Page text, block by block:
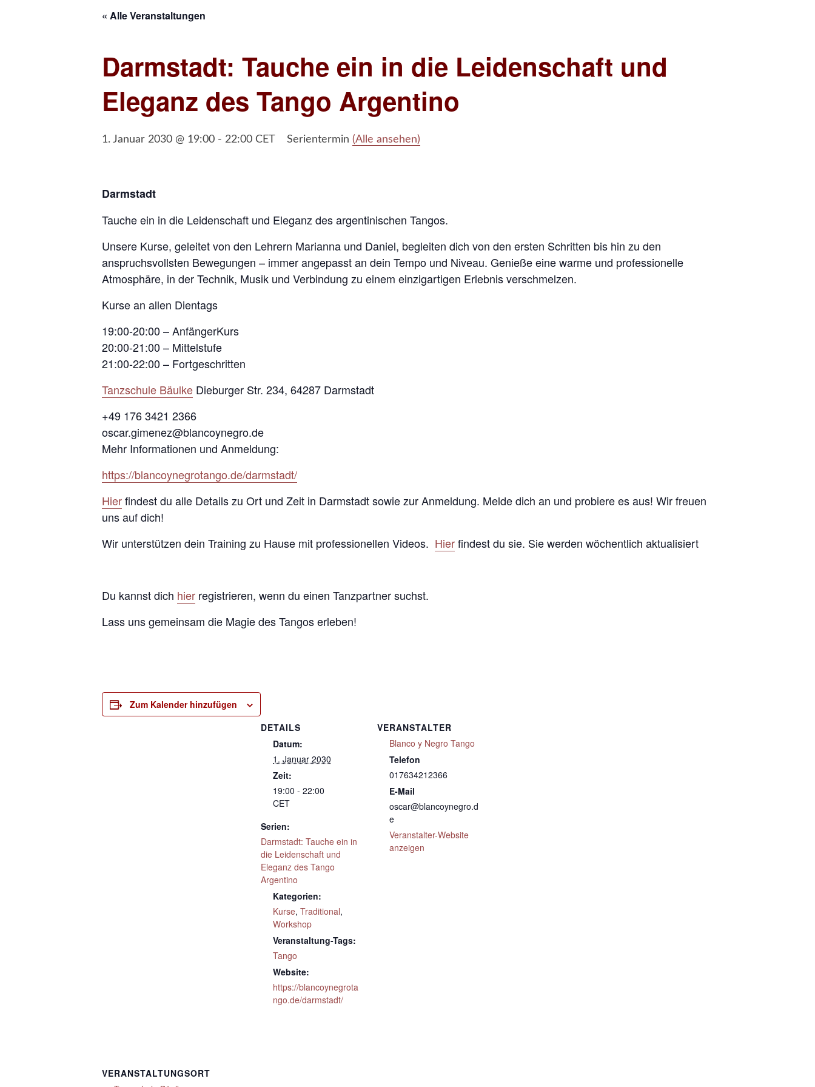
« Alle Veranstaltungen
Darmstadt: Tauche ein in die Leidenschaft und
Eleganz des Tango Argentino
1. Januar 2030 @ 19:00 - 22:00 CET Serientermin (Alle ansehen)
Darmstadt
Tauche ein in die Leidenschaft und Eleganz des argentinischen Tangos.
Unsere Kurse, geleitet von den Lehrern Marianna und Daniel, begleiten dich von den ersten Schritten bis hin zu den
anspruchsvollsten Bewegungen – immer angepasst an dein Tempo und Niveau. Genieße eine warme und professionelle
Atmosphäre, in der Technik, Musik und Verbindung zu einem einzigartigen Erlebnis verschmelzen.
Kurse an allen Dientags
19:00-20:00 – AnfängerKurs
20:00-21:00 – Mittelstufe
21:00-22:00 – Fortgeschritten
Tanzschule Bäulke Dieburger Str. 234, 64287 Darmstadt
+49 176 3421 2366
oscar.gimenez@blancoynegro.de
Mehr Informationen und Anmeldung:
https://blancoynegrotango.de/darmstadt/
Hierfindest du alle Details zu Ort und Zeit in Darmstadt sowie zur Anmeldung. Melde dich an und probiere es aus! Wir freuen
uns auf dich!
Wir unterstützen dein Training zu Hause mit professionellen Videos. Hierfindest du sie. Sie werden wöchentlich aktualisiert
Du kannst dich hier registrieren, wenn du einen Tanzpartner suchst.
Lass uns gemeinsam die Magie des Tangos erleben!
Zum Kalender hinzufügen
DETAILS
Datum:
1. Januar 2030
Zeit:
19:00 - 22:00
CET
Serien:
Darmstadt: Tauche ein in
die Leidenschaft und
Eleganz des Tango
Argentino
Kategorien:
Kurse, Traditional,
Workshop
Veranstaltung-Tags:
Tango
Website:
https://blancoynegrota
ngo.de/darmstadt/
VERANSTALTER
Blanco y Negro Tango
Telefon
017634212366
E-Mail
oscar@blancoynegro.d
e
Veranstalter-Website
anzeigen
VERANSTALTUNGSORT